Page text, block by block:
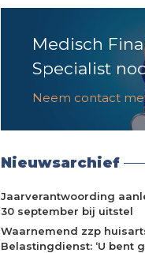
Medisch
Specialist
Neem contact
Nieuwsarchief
Jaarverantwoording
30 september bij uitstel
Waarnemend zzp
Belastingdienst: ‘U bent